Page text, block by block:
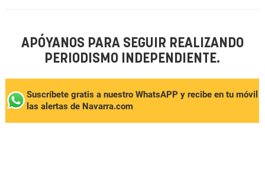
APÓYANOS PARA SEGUIR REALIZANDO
PERIODISMO INDEPENDIENTE.
Suscríbete gratis a nuestro WhatsAPP y recibe en tu móvil
las alertas de Navarra.com